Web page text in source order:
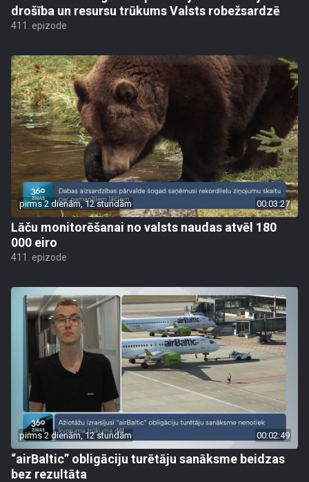
drošība un resursu trūkums Valsts robežsardzē
411. epizode
pirms 2 dienām, 12 stundām 00:03:27
Lāču monitorēšanai no valsts naudas atvēl 180
000 eiro
411. epizode
pirms 2 dienām, 12 stundām 00:02:49
“airBaltic” obligāciju turētāju sanāksme beidzas
bez rezultāta